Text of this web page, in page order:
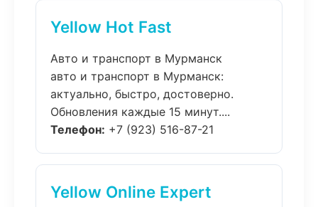
Yellow Hot Fast
Авто и транспорт в Мурманск
авто и транспорт в Мурманск:
актуально, быстро, достоверно.
Обновления каждые 15 минут....
Телефон: +7 (923) 516-87-21
Yellow Online Expert